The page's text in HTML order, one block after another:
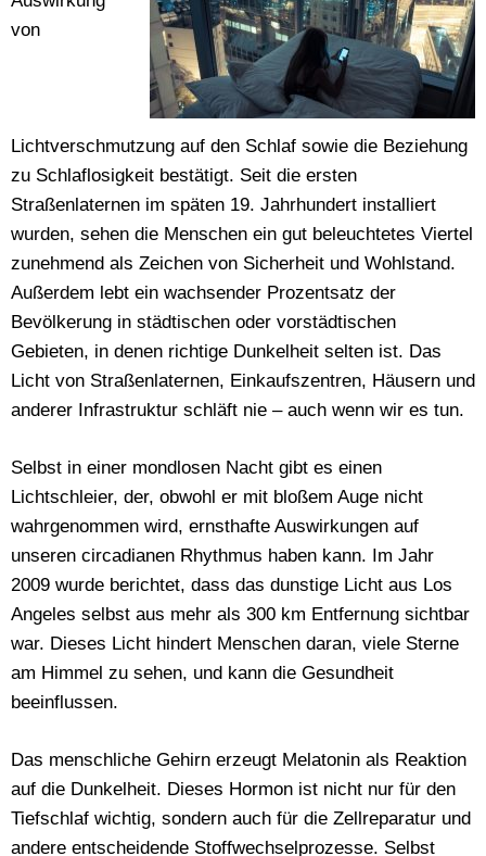
von
Lichtverschmutzung auf den Schlaf sowie die Beziehung
zu Schlaflosigkeit bestätigt. Seit die ersten
Straßenlaternen im späten 19. Jahrhundert installiert
wurden, sehen die Menschen ein gut beleuchtetes Viertel
zunehmend als Zeichen von Sicherheit und Wohlstand.
Außerdem lebt ein wachsender Prozentsatz der
Bevölkerung in städtischen oder vorstädtischen
Gebieten, in denen richtige Dunkelheit selten ist. Das
Licht von Straßenlaternen, Einkaufszentren, Häusern und
anderer Infrastruktur schläft nie – auch wenn wir es tun.
Selbst in einer mondlosen Nacht gibt es einen
Lichtschleier, der, obwohl er mit bloßem Auge nicht
wahrgenommen wird, ernsthafte Auswirkungen auf
unseren circadianen Rhythmus haben kann. Im Jahr
2009 wurde berichtet, dass das dunstige Licht aus Los
Angeles selbst aus mehr als 300 km Entfernung sichtbar
war. Dieses Licht hindert Menschen daran, viele Sterne
am Himmel zu sehen, und kann die Gesundheit
beeinflussen.
Das menschliche Gehirn erzeugt Melatonin als Reaktion
auf die Dunkelheit. Dieses Hormon ist nicht nur für den
Tiefschlaf wichtig, sondern auch für die Zellreparatur und
andere entscheidende Stoffwechselprozesse. Selbst